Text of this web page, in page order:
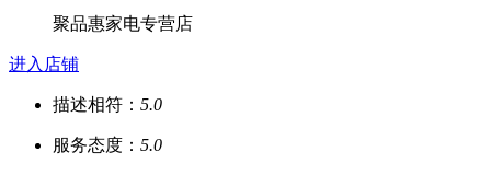
聚品惠家电专营店
进入店铺
描述相符： 5.0
服务态度： 5.0